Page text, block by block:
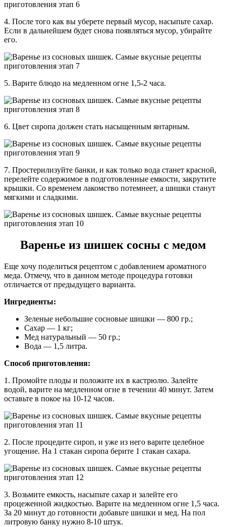
4. После того как вы уберете первый мусор, насыпьте сахар.
Если в дальнейшем будет снова появляться мусор, убирайте
его.
5. Варите блюдо на медленном огне 1,5-2 часа.
6. Цвет сиропа должен стать насыщенным янтарным.
7. Простерилизуйте банки, и как только вода станет красной,
перелейте содержимое в подготовленные емкости, закрутите
крышки. Со временем лакомство потемнеет, а шишки станут
мягкими и сладкими.
Варенье из шишек сосны с медом
Еще хочу поделиться рецептом с добавлением ароматного
меда. Отмечу, что в данном методе процедура готовки
отличается от предыдущего варианта.
Ингредиенты:
Зеленые небольшие сосновые шишки — 800 гр.;
Сахар — 1 кг;
Мед натуральный — 50 гр.;
Вода — 1,5 литра.
Способ приготовления:
1. Промойте плоды и положите их в кастрюлю. Залейте
водой, варите на медленном огне в течении 40 минут. Затем
оставьте в покое на 10-12 часов.
2. После процедите сироп, и уже из него варите целебное
угощение. На 1 стакан сиропа берите 1 стакан сахара.
3. Возьмите емкость, насыпьте сахар и залейте его
процеженной жидкостью. Варите на медленном огне 1,5 часа.
За 20 минут до готовности добавьте шишки и мед. На пол
литровую банку нужно 8-10 штук.